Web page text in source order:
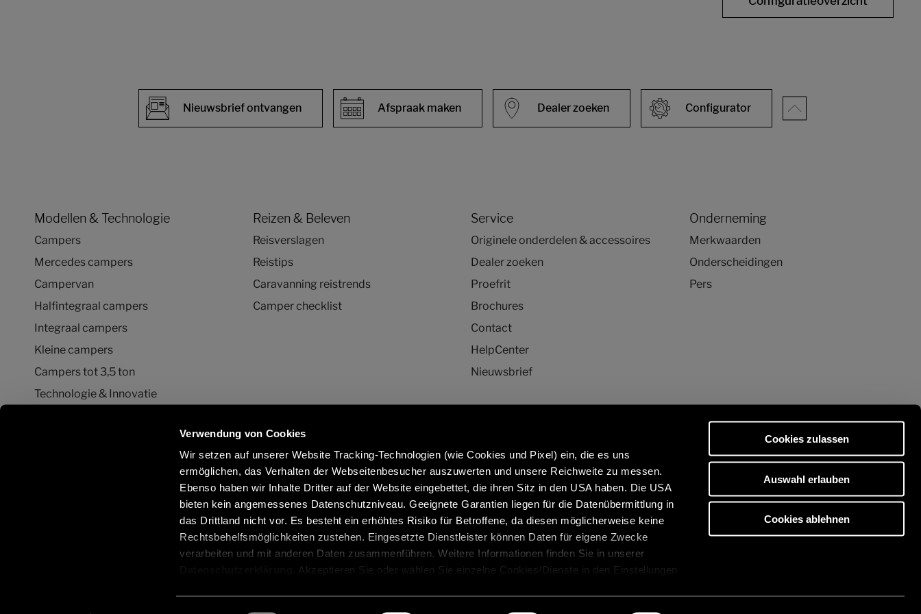
Verwendung von Cookies
Wir setzen auf unserer Website Tracking-Technologien (wie Cookies und Pixel) ein, die es uns
ermöglichen, das Verhalten der Webseitenbesucher auszuwerten und unsere Reichweite zu messen.
Ebenso haben wir Inhalte Dritter auf der Website eingebettet, die ihren Sitz in den USA haben. Die USA
bieten kein angemessenes Datenschutzniveau. Geeignete Garantien liegen für die Datenübermittlung in
das Drittland nicht vor. Es besteht ein erhöhtes Risiko für Betroffene, da diesen möglicherweise keine
Rechtsbehelfsmöglichkeiten zustehen. Eingesetzte Dienstleister können Daten für eigene Zwecke
verarbeiten und mit anderen Daten zusammenführen. Weitere Informationen finden Sie in unserer
. Akzeptieren Sie oder wählen Sie einzelne Cookies/Dienste in den Einstellungen
Cookies zulassen
Auswahl erlauben
Cookies ablehnen
Configurator
Dealer zoeken
Afspraak maken
Nieuwsbrief ontvangen
Modellen & Technologie
Campers
Mercedes campers
Campervan
Halfintegraal campers
Integraal campers
Kleine campers
Campers tot 3,5 ton
Technologie & Innovatie
Camper en Campervan Configurator
Reizen & Beleven
Reisverslagen
Reistips
Caravanning reistrends
Camper checklist
Service
Originele onderdelen & accessoires
Dealer zoeken
Proefrit
Brochures
Contact
HelpCenter
Nieuwsbrief
Onderneming
Merkwaarden
Onderscheidingen
Pers
Blijf in contact met ons via sociale
Meer informatie over originele
Hymer-onderdelen en -accessoires:
onderdelen-accessoires
Caravans in premium kwaliteit:
https://www.eriba.com/be/nl
Ontdek onze reisportal:
https://www.freeontour.com/nl
Gewichtsinformatie Privacyverklaring Veiligheidsaanbevelingen Legal informatie
© 2026 Hymer GmbH & Co. KG